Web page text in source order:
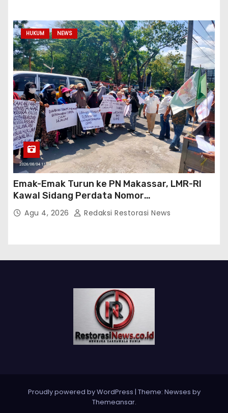
HUKUM NEWS
Emak-Emak Turun ke PN Makassar, LMR-RI
Kawal Sidang Perdata Nomor
254/Pdt.G/2026/PN Mks
Agu 4, 2026 Redaksi Restorasi News
Proudly powered by WordPress | Theme: Newses by
Themeansar.